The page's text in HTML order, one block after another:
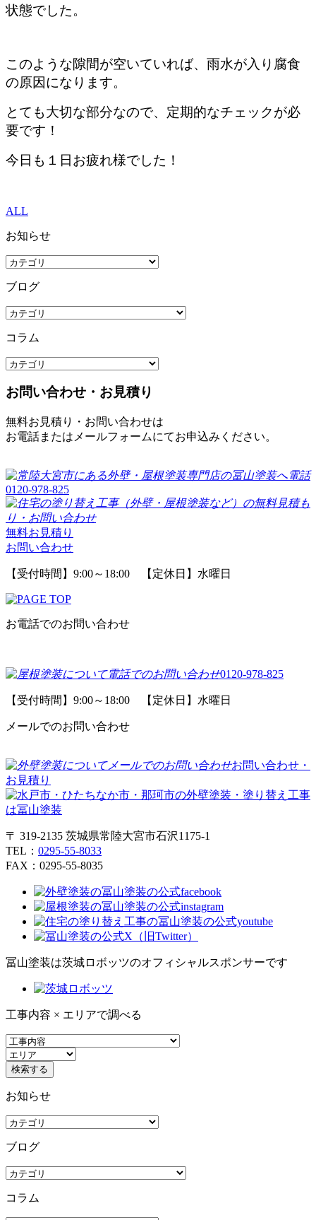
状態でした。
このような隙間が空いていれば、雨水が入り腐食
の原因になります。
とても大切な部分なので、定期的なチェックが必
要です！
今日も１日お疲れ様でした！
ALL
お知らせ
ブログ
コラム
お問い合わせ・お見積り
無料お見積り・お問い合わせは
お電話またはメールフォームにてお申込みください。
0120-978-825
無料お見積り
お問い合わせ
【受付時間】9:00～18:00 【定休日】水曜日
お電話でのお問い合わせ
0120-978-825
【受付時間】9:00～18:00 【定休日】水曜日
メールでのお問い合わせ
お問い合わせ・
お見積り
〒 319-2135 茨城県常陸大宮市石沢1175-1
TEL： 0295-55-8033
FAX：0295-55-8035
冨山塗装は茨城ロボッツのオフィシャルスポンサーです
工事内容 × エリアで調べる
お知らせ
ブログ
コラム